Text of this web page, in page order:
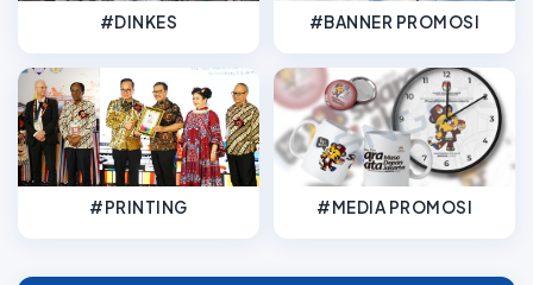
#DINKES #BANNER PROMOSI
#PRINTING #MEDIA PROMOSI